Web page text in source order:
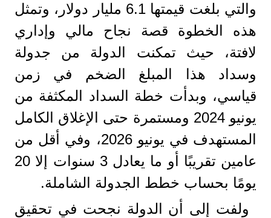
والتي بلغت قيمتها 6.1 مليار دولار، وتمثل
هذه الخطوة قصة نجاح مالي وإداري
لافتة، حيث تمكنت الدولة من جدولة
وسداد هذا المبلغ الضخم في زمن
قياسي، وبدأت خطة السداد المكثفة من
يونيو 2024 ومستمرة حتى الإغلاق الكامل
المستهدف في يونيو 2026، وفي أقل من
عامين تقريبًا أو ما يعادل 3 سنوات إلا 20
يومًا بحساب خطط الجدولة الشاملة.
​ولفت إلى أن الدولة نجحت في تحقيق